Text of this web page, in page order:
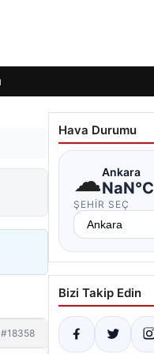
#18358
Hava Durumu
☁Ankara
NaN°C
ŞEHIR SEÇ
Bizi Takip Edin